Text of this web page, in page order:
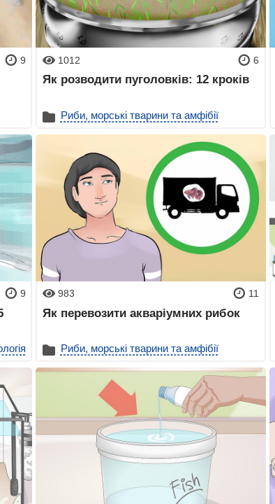
9 1012 6
Як розводити пуголовків: 12 кроків
Риби, морські тварини та амфібії
9 983 11
Як перевозити акваріумних рибок
Риби, морські тварини та амфібії